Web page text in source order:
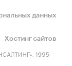
данных
Хостинг сайтов
1995-